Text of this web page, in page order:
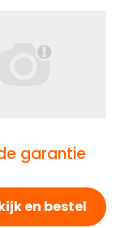
Wat is de
garantie
en bestel